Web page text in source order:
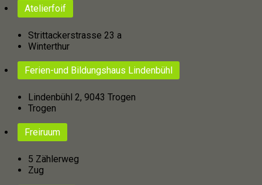
Atelierfoif
Strittackerstrasse 23 a
Winterthur
Ferien-und Bildungshaus Lindenbühl
Lindenbühl 2, 9043 Trogen
Trogen
Freiruum
5 Zählerweg
Zug